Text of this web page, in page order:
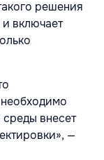
решения
включает
внесет
—